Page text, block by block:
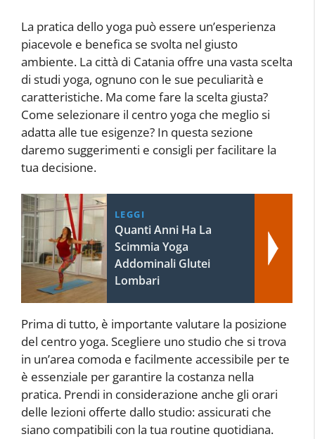
La pratica dello yoga può essere un’esperienza
piacevole e benefica se svolta nel giusto
ambiente. La città di Catania offre una vasta scelta
di studi yoga, ognuno con le sue peculiarità e
caratteristiche. Ma come fare la scelta giusta?
Come selezionare il centro yoga che meglio si
adatta alle tue esigenze? In questa sezione
daremo suggerimenti e consigli per facilitare la
tua decisione.
LEGGI
Quanti Anni Ha La
Scimmia Yoga
Addominali Glutei
Lombari
Prima di tutto, è importante valutare la posizione
del centro yoga. Scegliere uno studio che si trova
in un’area comoda e facilmente accessibile per te
è essenziale per garantire la costanza nella
pratica. Prendi in considerazione anche gli orari
delle lezioni offerte dallo studio: assicurati che
siano compatibili con la tua routine quotidiana.